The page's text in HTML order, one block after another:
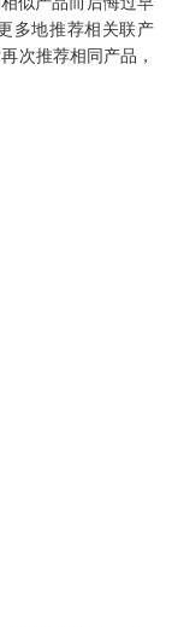
多地推荐相关联产
次推荐相同产品，